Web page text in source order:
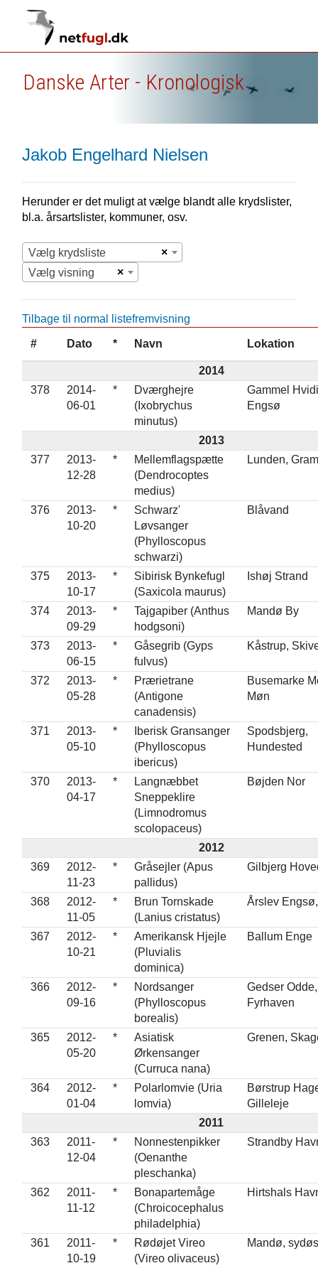
Danske Arter - Kronologisk
Jakob Engelhard Nielsen
Herunder er det muligt at vælge blandt alle krydslister,
bl.a. årsartslister, kommuner, osv.
×
Vælg krydsliste
×
Vælg visning
Tilbage til normal listefremvisning
# Dato * Navn Lokation
2014
378
2014-
06-01
*
Dværghejre
(Ixobrychus
minutus)
Gammel
Engsø
2013
377
2013-
12-28
*
Mellemflagspætte
(Dendrocoptes
medius)
Lunden, Gram
376
2013-
10-20
*
Schwarz'
Løvsanger
(Phylloscopus
schwarzi)
Blåvand
375
2013-
10-17
*
Sibirisk Bynkefugl
(Saxicola maurus)
Ishøj Strand
374
2013-
09-29
*
Tajgapiber (Anthus
hodgsoni)
Mandø By
373
2013-
06-15
*
Gåsegrib (Gyps
fulvus)
Kåstrup,
372
2013-
05-28
*
Prærietrane
(Antigone
canadensis)
Busemarke
Møn
371
2013-
05-10
*
Iberisk Gransanger
(Phylloscopus
ibericus)
Spodsbjerg,
Hundested
370
2013-
04-17
*
Langnæbbet
Sneppeklire
(Limnodromus
scolopaceus)
Bøjden Nor
2012
369
2012-
11-23
*
Gråsejler (Apus
pallidus)
Gilbjerg
368
2012-
11-05
*
Brun Tornskade
(Lanius cristatus)
Årslev
367
2012-
10-21
*
Amerikansk Hjejle
(Pluvialis
dominica)
Ballum Enge
366
2012-
09-16
*
Nordsanger
(Phylloscopus
borealis)
Gedser Odde,
Fyrhaven
365
2012-
05-20
*
Asiatisk
Ørkensanger
(Curruca nana)
Grenen,
364
2012-
01-04
*
Polarlomvie (Uria
lomvia)
Børstrup
Gilleleje
2011
363
2011-
12-04
*
Nonnestenpikker
(Oenanthe
pleschanka)
Strandby
362
2011-
11-12
*
Bonapartemåge
(Chroicocephalus
philadelphia)
Hirtshals
361
2011-
10-19
*
Rødøjet Vireo
(Vireo olivaceus)
Mandø,